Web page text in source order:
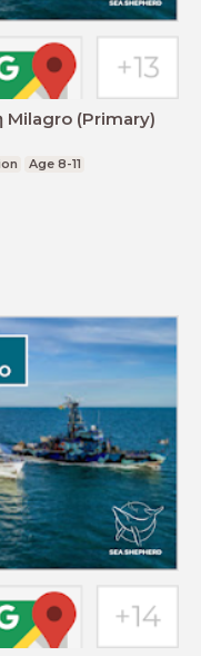
Milagro (Primary)
Age 8-11